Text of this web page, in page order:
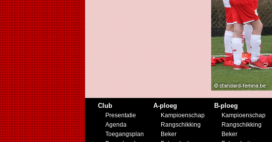
Club
Presentatie
Agenda
Toegangsplan
A-ploeg
Kampioenschap
Rangschikking
Beker
B-ploeg
Kampioenschap
Rangschikking
Beker